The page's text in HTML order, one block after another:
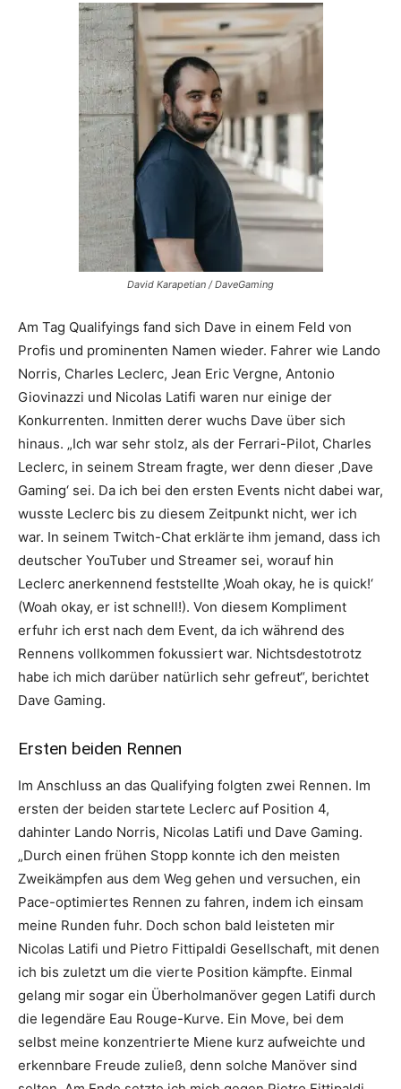
David Karapetian / DaveGaming
Am Tag Qualifyings fand sich Dave in einem Feld von
Profis und prominenten Namen wieder. Fahrer wie Lando
Norris, Charles Leclerc, Jean Eric Vergne, Antonio
Giovinazzi und Nicolas Latifi waren nur einige der
Konkurrenten. Inmitten derer wuchs Dave über sich
hinaus. „Ich war sehr stolz, als der Ferrari-Pilot, Charles
Leclerc, in seinem Stream fragte, wer denn dieser ‚Dave
Gaming‘ sei. Da ich bei den ersten Events nicht dabei war,
wusste Leclerc bis zu diesem Zeitpunkt nicht, wer ich
war. In seinem Twitch-Chat erklärte ihm jemand, dass ich
deutscher YouTuber und Streamer sei, worauf hin
Leclerc anerkennend feststellte ‚Woah okay, he is quick!‘
(Woah okay, er ist schnell!). Von diesem Kompliment
erfuhr ich erst nach dem Event, da ich während des
Rennens vollkommen fokussiert war. Nichtsdestotrotz
habe ich mich darüber natürlich sehr gefreut“, berichtet
Dave Gaming.
Ersten beiden Rennen
Im Anschluss an das Qualifying folgten zwei Rennen. Im
ersten der beiden startete Leclerc auf Position 4,
dahinter Lando Norris, Nicolas Latifi und Dave Gaming.
„Durch einen frühen Stopp konnte ich den meisten
Zweikämpfen aus dem Weg gehen und versuchen, ein
Pace-optimiertes Rennen zu fahren, indem ich einsam
meine Runden fuhr. Doch schon bald leisteten mir
Nicolas Latifi und Pietro Fittipaldi Gesellschaft, mit denen
ich bis zuletzt um die vierte Position kämpfte. Einmal
gelang mir sogar ein Überholmanöver gegen Latifi durch
die legendäre Eau Rouge-Kurve. Ein Move, bei dem
selbst meine konzentrierte Miene kurz aufweichte und
erkennbare Freude zuließ, denn solche Manöver sind